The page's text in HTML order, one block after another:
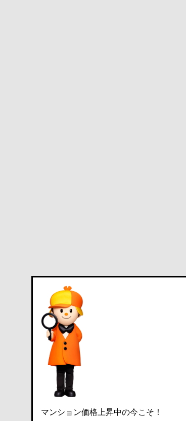
マンション価格上昇中の今こそ！